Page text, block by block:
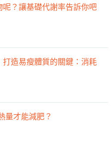
？讓基礎代謝率告訴你吧
造易瘦體質的關鍵：消耗
量才能減肥？